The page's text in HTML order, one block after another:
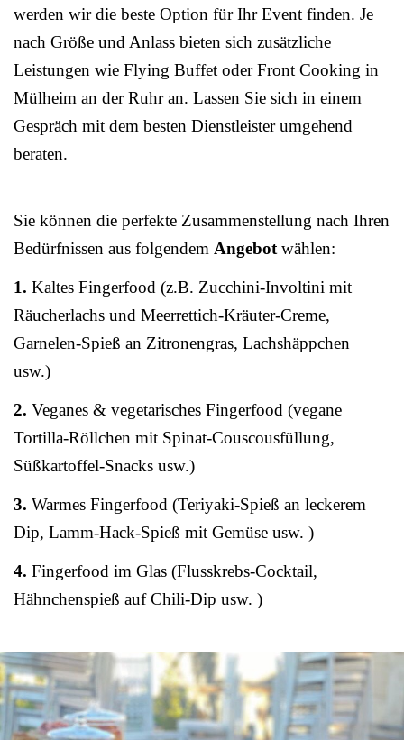
werden wir die beste Option für Ihr Event finden. Je
nach Größe und Anlass bieten sich zusätzliche
Leistungen wie Flying Buffet oder Front Cooking in
Mülheim an der Ruhr an. Lassen Sie sich in einem
Gespräch mit dem besten Dienstleister umgehend
beraten.
Sie können die perfekte Zusammenstellung nach Ihren
Bedürfnissen aus folgendem Angebotwählen:
1. Kaltes Fingerfood (z.B. Zucchini-Involtini mit
Räucherlachs und Meerrettich-Kräuter-Creme,
Garnelen-Spieß an Zitronengras, Lachshäppchen
usw.)
2. Veganes & vegetarisches Fingerfood (vegane
Tortilla-Röllchen mit Spinat-Couscousfüllung,
Süßkartoffel-Snacks usw.)
3. Warmes Fingerfood (Teriyaki-Spieß an leckerem
Dip, Lamm-Hack-Spieß mit Gemüse usw. )
4. Fingerfood im Glas (Flusskrebs-Cocktail,
Hähnchenspieß auf Chili-Dip usw. )